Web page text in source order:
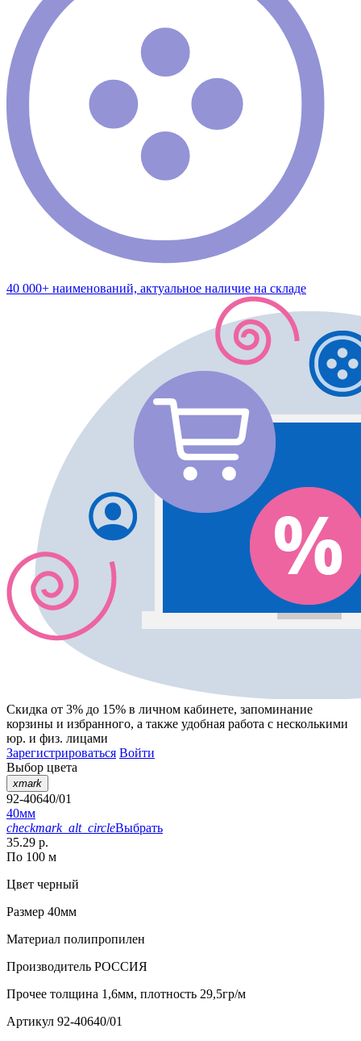
40 000+ наименований, актуальное наличие на складе
Скидка от 3% до 15% в личном кабинете, запоминание
корзины и избранного, а также удобная работа с несколькими
юр. и физ. лицами
Зарегистрироваться Войти
Выбор цвета
xmark
92-40640/01
40мм
checkmark_alt_circleВыбрать
35.29 р.
По 100 м
Цвет черный
Размер 40мм
Материал полипропилен
Производитель РОССИЯ
Прочее толщина 1,6мм, плотность 29,5гр/м
Артикул 92-40640/01